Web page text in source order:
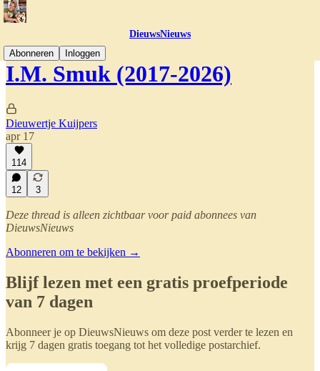
DieuwsNieuws
Abonneren
Inloggen
I.M. Smuk (2017-2026)
Dieuwertje Kuijpers
apr 17
114
12 3
Deze thread is alleen zichtbaar voor paid abonnees van
DieuwsNieuws
Abonneren om te bekijken →
Blijf lezen met een gratis proefperiode
van 7 dagen
Abonneer je op DieuwsNieuws om deze post verder te lezen en
krijg 7 dagen gratis toegang tot het volledige postarchief.